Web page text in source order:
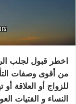
اخطر قبول لجلب
من أقوى وصفات
للزواج أو العلاقة أو
النساء و الفتيات